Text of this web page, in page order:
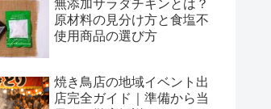
無添加サラダチキンとは？
原材料の見分け方と食塩不
使用商品の選び方
焼き鳥店の地域イベント出
店完全ガイド｜準備から当